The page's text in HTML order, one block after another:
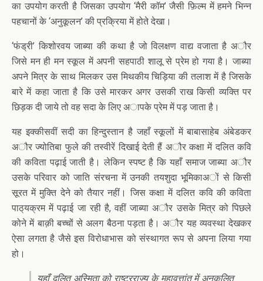
का उपयोग करती है जिसका उपयोग ‘मैरी कॉम’ जैसी फ़िल्म में हमने भिन्न
पहचानों के ‘अनुकूलन’ की प्रक्रिया में होते देखा।
‘फंड्री’ किशोरवय जाब्या की कथा है जो विलक्षण वाद्य वजाता है अौर
जिसे मन ही मन स्कूल में अपनी सहपाठी शालू से प्रेम हो गया है। जाब्या
अपने मित्र के साथ मिलकर उस मिथकीय चिड़िया की तलाश में है जिसके
बारे में कहा जाता है कि उसे मारकर अगर उसकी राख किसी व्यक्ति पर
छिड़क दी जाये तो वह सदा के लिए अापके प्रेम में पड़ जाता है।
यह इक्कीसवीं सदी का हिन्दुस्तान है जहाँ स्कूलों में बाबासाहेब अंबेडकर
अौर ज्योतिबा फुले की तस्वीरें दिखाई देती हैं अौर कक्षा में दलित कवि
की कविता पढ़ाई जाती है। लेकिन स्पष्ट है कि यहाँ समाज जाब्या अौर
उसके परिवार को जाति संरचना में उनकी तयशुदा भूमिकाअों से किसी
सूरत में मुक्ति देने को तैयार नहीं। जिस कक्षा में दलित कवि की कविता
पाठ्‌यक्रम में पढ़ाई जा रही है, वहीं जाब्या अौर उसके मित्र को पिछले
कोने में बाक़ी बच्चों से अलग बैठना पड़ता है। अौर यह व्यवस्था देखकर
ऐसा लगता है जैसे इस विरोधाभास को संस्थागत रूप से अपना लिया गया
हो।
यहाँ दलित अस्मिता को राष्ट्रराज्य के महावृत्तांत में अनुकूलित